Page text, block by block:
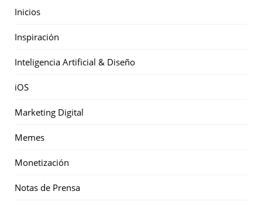
Inicios
Inspiración
Inteligencia Artificial & Diseño
iOS
Marketing Digital
Memes
Monetización
Notas de Prensa